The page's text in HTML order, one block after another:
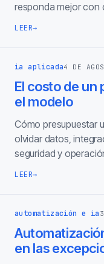
responda mejor con
LEER→
ia aplicada4 DE
El costo de un
el modelo
Cómo presupuestar
olvidar datos,
seguridad y
LEER→
automatización e ia
en las